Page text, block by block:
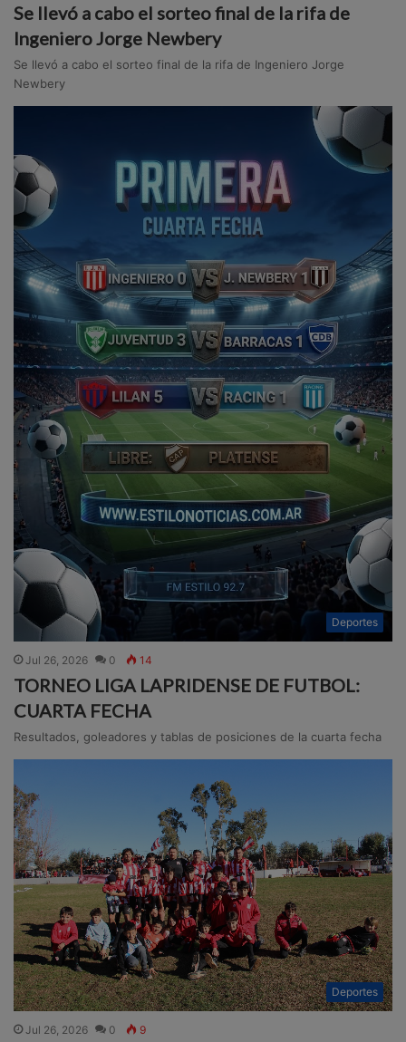
Se llevó a cabo el sorteo final de la rifa de
Ingeniero Jorge Newbery
Se llevó a cabo el sorteo final de la rifa de Ingeniero Jorge
Newbery
Deportes
Jul 26, 2026 0 14
TORNEO LIGA LAPRIDENSE DE FUTBOL:
CUARTA FECHA
Resultados, goleadores y tablas de posiciones de la cuarta fecha
Deportes
Jul 26, 2026 0 9